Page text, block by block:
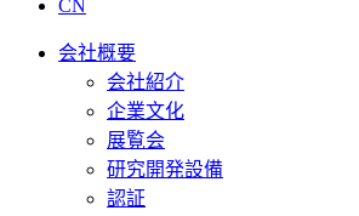
CN
会社概要
会社紹介
企業文化
展覧会
研究開発設備
認証